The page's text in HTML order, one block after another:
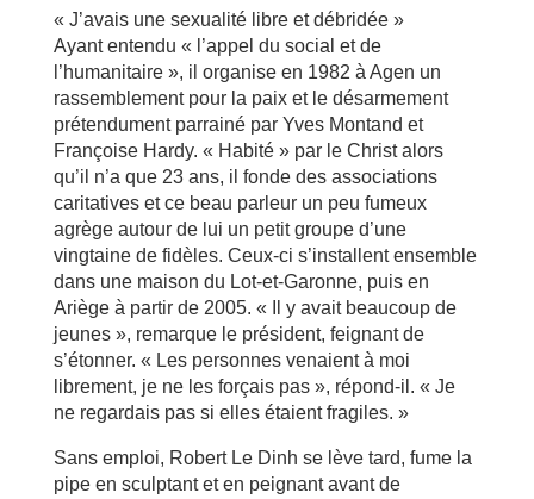
« J’avais une sexualité libre et débridée »
Ayant entendu « l’appel du social et de
l’humanitaire », il organise en 1982 à Agen un
rassemblement pour la paix et le désarmement
prétendument parrainé par Yves Montand et
Françoise Hardy. « Habité » par le Christ alors
qu’il n’a que 23 ans, il fonde des associations
caritatives et ce beau parleur un peu fumeux
agrège autour de lui un petit groupe d’une
vingtaine de fidèles. Ceux-ci s’installent ensemble
dans une maison du Lot-et-Garonne, puis en
Ariège à partir de 2005. « Il y avait beaucoup de
jeunes », remarque le président, feignant de
s’étonner. « Les personnes venaient à moi
librement, je ne les forçais pas », répond-il. « Je
ne regardais pas si elles étaient fragiles. »
Sans emploi, Robert Le Dinh se lève tard, fume la
pipe en sculptant et en peignant avant de